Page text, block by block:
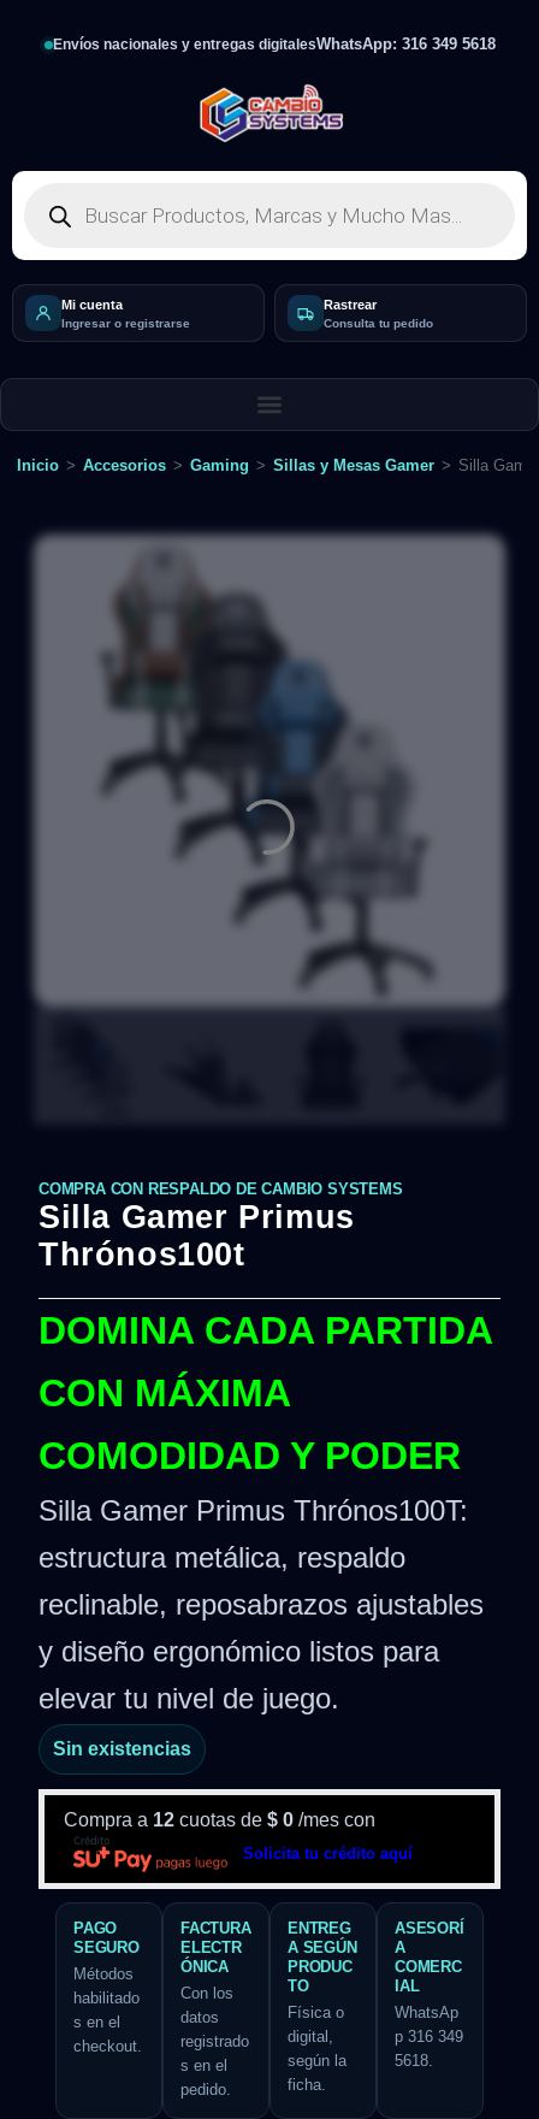
Envíos nacionales y entregas digitalesWhatsApp: 316 349 5618
Mi cuenta
Ingresar o registrarse
Rastrear
Consulta tu pedido
Inicio > Accesorios > Gaming > Sillas y Mesas Gamer > Silla
COMPRA CON RESPALDO DE CAMBIO SYSTEMS
Silla Gamer Primus
Thrónos100t
DOMINA CADA PARTIDA
CON MÁXIMA
COMODIDAD Y PODER
Silla Gamer Primus Thrónos100T:
estructura metálica, respaldo
reclinable, reposabrazos ajustables
y diseño ergonómico listos para
elevar tu nivel de juego.
Sin existencias
Compra a 12 cuotas de $ 0 /mes con
Solicita tu crédito aquí
PAGO
SEGURO
Métodos
habilitado
s en el
checkout.
FACTURA
ELECTR
ÓNICA
Con los
datos
registrado
s en el
pedido.
ENTREG
A SEGÚN
PRODUC
TO
Física o
digital,
según la
ficha.
ASESORÍ
A
COMERC
IAL
WhatsAp
p 316 349
5618.